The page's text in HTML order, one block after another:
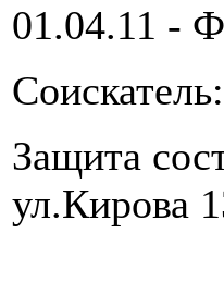
01.04.11 -
Соискатель:
Защита
ул.Кирова